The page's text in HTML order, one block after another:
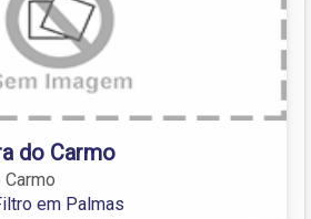
do Carmo
em Palmas